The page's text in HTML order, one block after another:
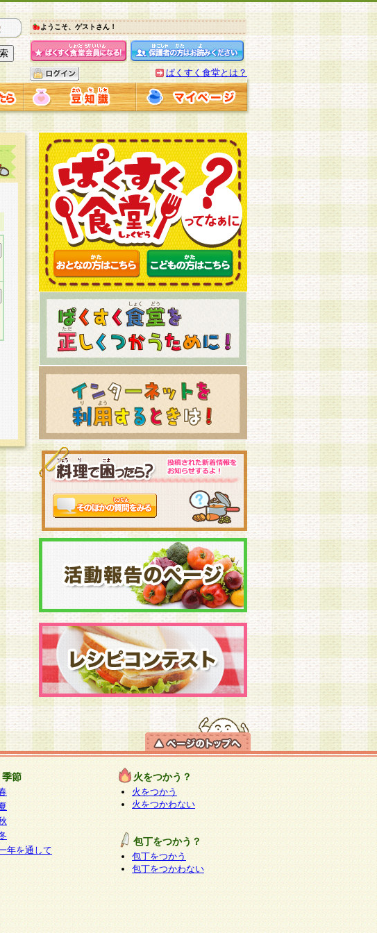
ようこそ、ゲストさん！
ぱくすく食堂とは？
季節
年を通して
火をつかう？
火をつかう
火をつかわない
包丁をつかう？
包丁をつかう
包丁をつかわない